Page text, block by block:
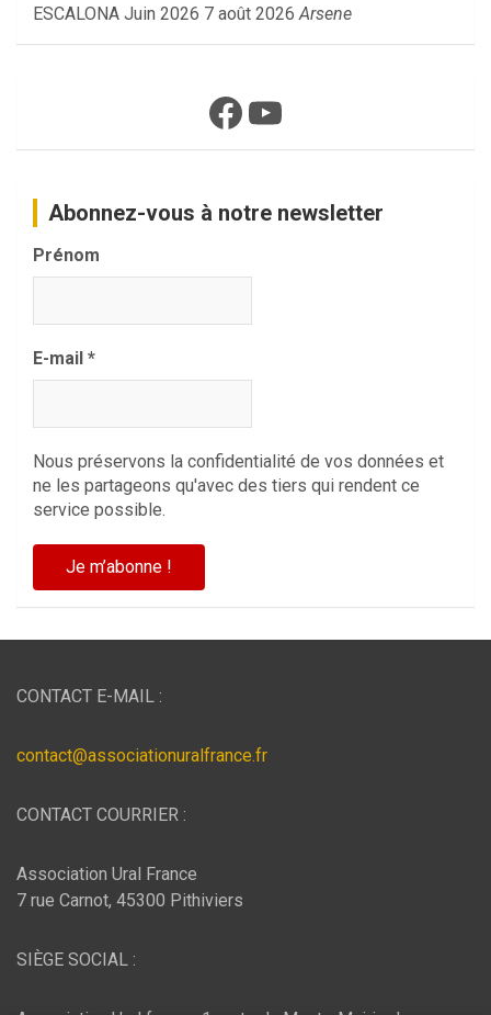
ESCALONA Juin 2026 7 août 2026 Arsene
Facebook
YouTube
Abonnez-vous à notre newsletter
Prénom
E-mail *
Nous préservons la confidentialité de vos données et
ne les partageons qu'avec des tiers qui rendent ce
service possible.
CONTACT E-MAIL :
contact@associationuralfrance.fr
CONTACT COURRIER :
Association Ural France
7 rue Carnot, 45300 Pithiviers
SIÈGE SOCIAL :